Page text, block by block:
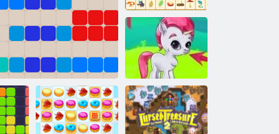
Mahjong
Connect:
Woodventure
Bubble Gemes -
3 Gewinnt